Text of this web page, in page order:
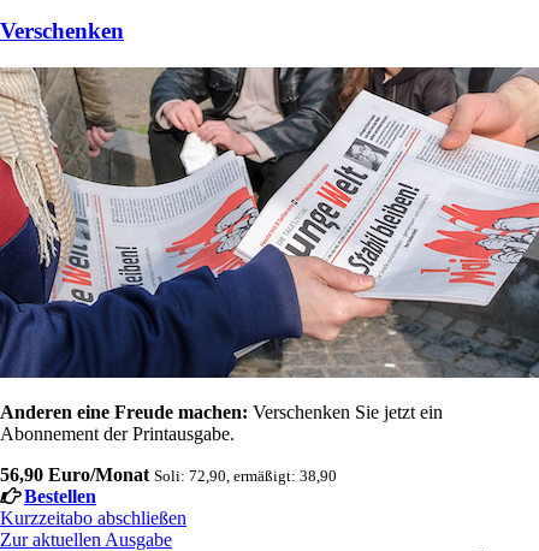
Verschenken
Anderen eine Freude machen: Verschenken Sie jetzt ein
Abonnement der Printausgabe.
56,90 Euro/Monat Soli: 72,90, ermäßigt: 38,90
Bestellen
Kurzzeitabo abschließen
Zur aktuellen Ausgabe